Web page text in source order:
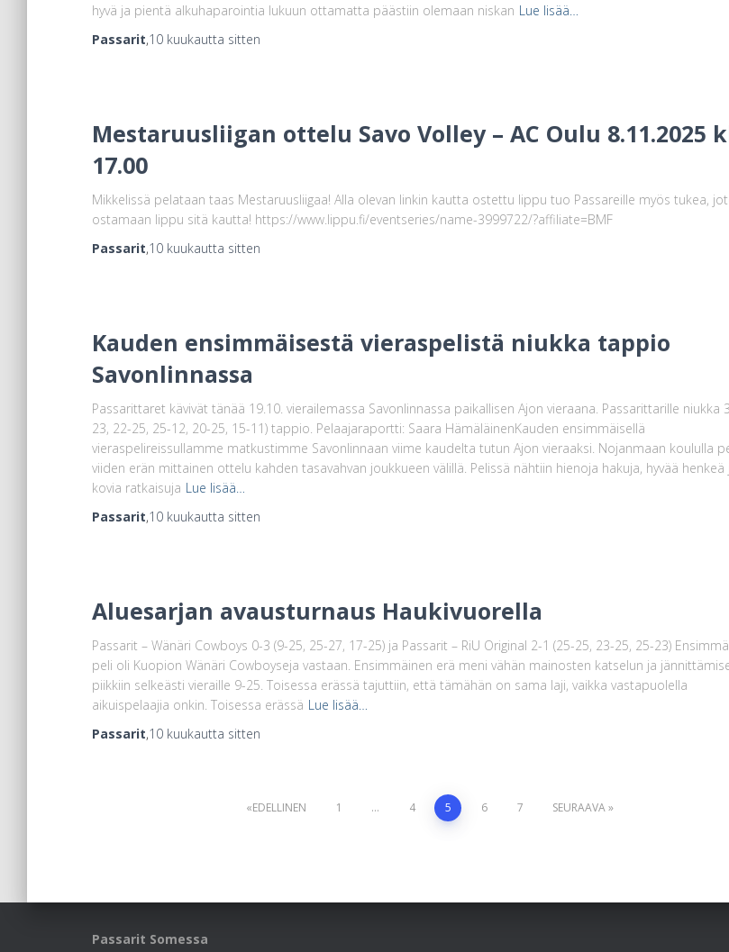
hyvä ja pientä alkuhaparointia lukuun ottamatta päästiin olemaan niskan Lue lisää…
Passarit,10 kuukautta sitten
Mestaruusliigan ottelu Savo Volley – AC Oulu 8.11.2025
17.00
Mikkelissä pelataan taas Mestaruusliigaa! Alla olevan linkin kautta ostettu lippu tuo Passareille myös tukea,
ostamaan lippu sitä kautta! https://www.lippu.fi/eventseries/name-3999722/?affiliate=BMF
Passarit,10 kuukautta sitten
Kauden ensimmäisestä vieraspelistä niukka tappio
Savonlinnassa
Passarittaret kävivät tänää 19.10. vierailemassa Savonlinnassa paikallisen Ajon vieraana. Passarittarille niukka
23, 22-25, 25-12, 20-25, 15-11) tappio. Pelaajaraportti: Saara HämäläinenKauden ensimmäisellä
vieraspelireissullamme matkustimme Savonlinnaan viime kaudelta tutun Ajon vieraaksi. Nojanmaan koululla
viiden erän mittainen ottelu kahden tasavahvan joukkueen välillä. Pelissä nähtiin hienoja hakuja, hyvää henkeä
kovia ratkaisuja Lue lisää…
Passarit,10 kuukautta sitten
Aluesarjan avausturnaus Haukivuorella
Passarit – Wänäri Cowboys 0-3 (9-25, 25-27, 17-25) ja Passarit – RiU Original 2-1 (25-25, 23-25, 25-23)
peli oli Kuopion Wänäri Cowboyseja vastaan. Ensimmäinen erä meni vähän mainosten katselun ja
piikkiin selkeästi vieraille 9-25. Toisessa erässä tajuttiin, että tämähän on sama laji, vaikka vastapuolella
aikuispelaajia onkin. Toisessa erässä Lue lisää…
Passarit,10 kuukautta sitten
ArtikkelienEDELLINEN 1 … 4 5 6 7 SEURAAVA
Passarit Somessa